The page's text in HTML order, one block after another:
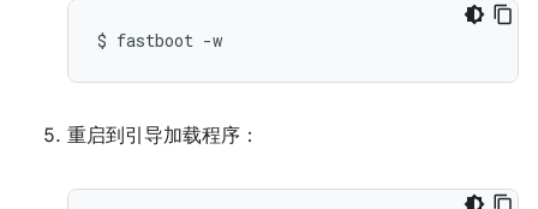
$ fastboot -w
重启到引导加载程序：